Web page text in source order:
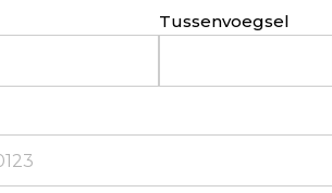
Tussenvoegsel